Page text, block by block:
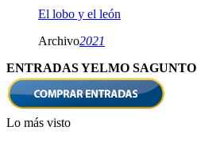
El lobo y el león
Archivo2021
ENTRADAS YELMO SAGUNTO
Lo más visto